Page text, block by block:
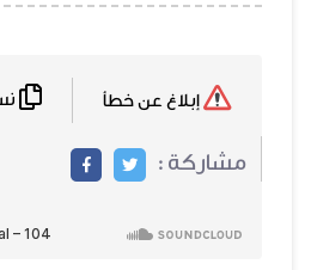
مشاركة :